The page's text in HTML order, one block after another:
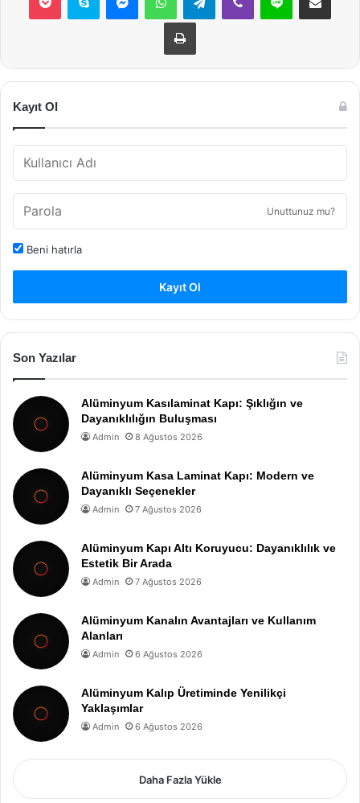
Yazdır
Kayıt Ol
Unuttunuz mu?
Beni hatırla
Kayıt Ol
Son Yazılar
Alüminyum Kasılaminat Kapı: Şıklığın ve
Dayanıklılığın Buluşması
Admin 8 Ağustos 2026
Alüminyum Kasa Laminat Kapı: Modern ve
Dayanıklı Seçenekler
Admin 7 Ağustos 2026
Alüminyum Kapı Altı Koruyucu: Dayanıklılık ve
Estetik Bir Arada
Admin 7 Ağustos 2026
Alüminyum Kanalın Avantajları ve Kullanım
Alanları
Admin 6 Ağustos 2026
Alüminyum Kalıp Üretiminde Yenilikçi
Yaklaşımlar
Admin 6 Ağustos 2026
Daha Fazla Yükle